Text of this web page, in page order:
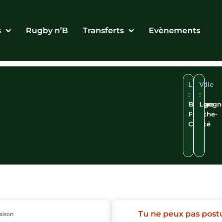
Rugby n’B Transferts Evènements
Ligue
:
Franche-
Comté
Ville
:
Lure
Tu ne peux pas